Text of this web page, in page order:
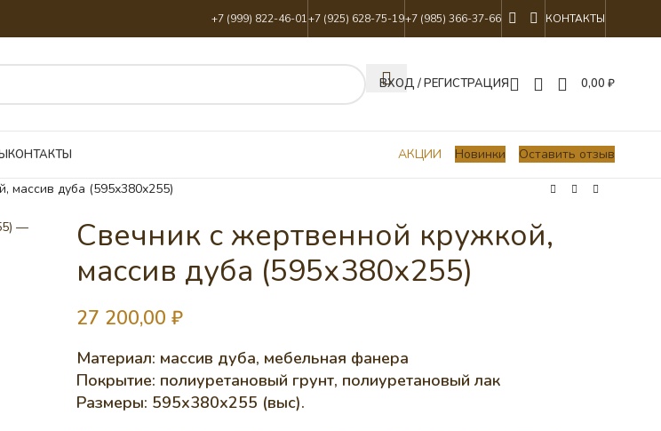
+7 (999) 822-46-01+7 (925) 628-75-19+7 (985) 366-37-66 КОНТАКТЫ
ВХОД / РЕГИСТРАЦИЯ 0,00 ₽
КОНТАКТЫ АКЦИИ Новинки Оставить отзыв
массив дуба (595х380х255)
Свечник с жертвенной кружкой,
массив дуба (595х380х255)
27 200,00 ₽
Материал: массив дуба, мебельная фанера
Покрытие: полиуретановый грунт, полиуретановый лак
Размеры: 595х380х255 (выс).